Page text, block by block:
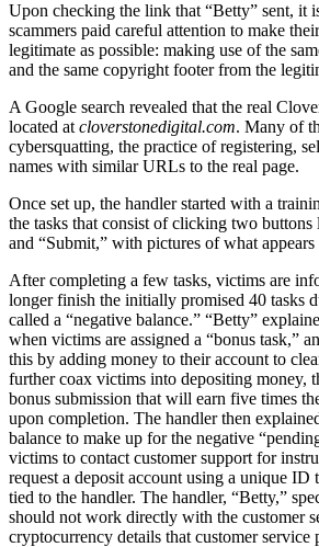
Upon checking the link that “Betty” sent, it
scammers paid careful attention to make
legitimate as possible: making use of the
and the same copyright footer from the
A Google search revealed that the real
located at cloverstonedigital.com. Many of
cybersquatting, the practice of registering,
names with similar URLs to the real page.
Once set up, the handler started with a
the tasks that consist of clicking two buttons
and “Submit,” with pictures of what
After completing a few tasks, victims are
longer finish the initially promised 40 tasks
called a “negative balance.” “Betty”
when victims are assigned a “bonus task,”
this by adding money to their account to
further coax victims into depositing money,
bonus submission that will earn five times
upon completion. The handler then
balance to make up for the negative
victims to contact customer support for
request a deposit account using a unique ID
tied to the handler. The handler, “Betty,”
should not work directly with the customer
cryptocurrency details that customer service